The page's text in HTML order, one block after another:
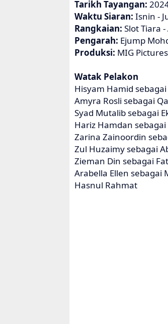
Tarikh Tayangan:
Waktu Siaran: Isnin -
Rangkaian: Slot Tiara
Pengarah: Ejump
Produksi: MIG Pictures
Watak Pelakon
Hisyam Hamid sebagai
Amyra Rosli sebagai
Syad Mutalib sebagai
Hariz Hamdan
Zarina Zainoordin
Zul Huzaimy sebagai
Zieman Din sebagai
Arabella Ellen sebagai
Hasnul Rahmat